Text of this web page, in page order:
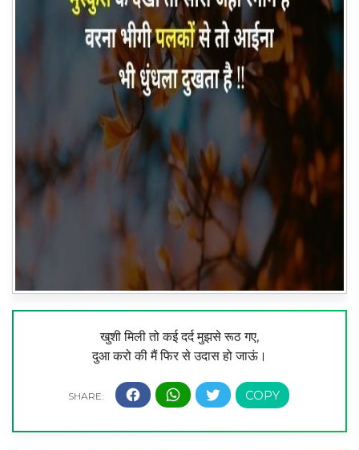
खुशी मिली तो कई दर्द मुझसे रूठ गए,
दुआ करो की मैं फिर से उदास हो जाऊं।